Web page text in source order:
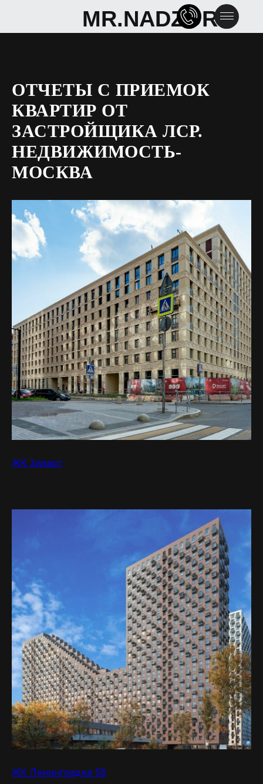
MR.NADZOR
MR.NADZOR
ОТЧЕТЫ С ПРИЕМОК
КВАРТИР ОТ
ЗАСТРОЙЩИКА ЛСР.
НЕДВИЖИМОСТЬ-
МОСКВА
ЖК Зиларт
ЖК Ленинградка 58